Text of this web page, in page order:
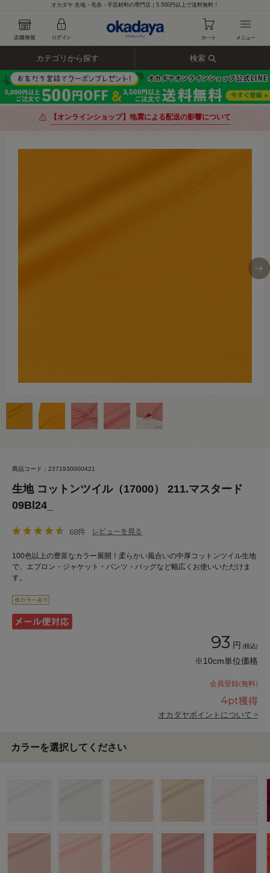
オカダヤ 生地・毛糸・手芸材料の専門店｜5,500円以上で送料無料！
カテゴリから探す 検索
【オンラインショップ】地震による配送の影響について
商品コード：2371930000421
生地 コットンツイル（17000） 211.マスタード
09Bl24_
68件 レビューを見る
100色以上の豊富なカラー展開！柔らかい風合いの中厚コットンツイル生地
で、エプロン・ジャケット・パンツ・バッグなど幅広くお使いいただけま
す。
93 円 (税込)
※10cm単位価格
会員登録(無料)
4pt獲得
オカダヤポイントについて >
カラーを選択してください